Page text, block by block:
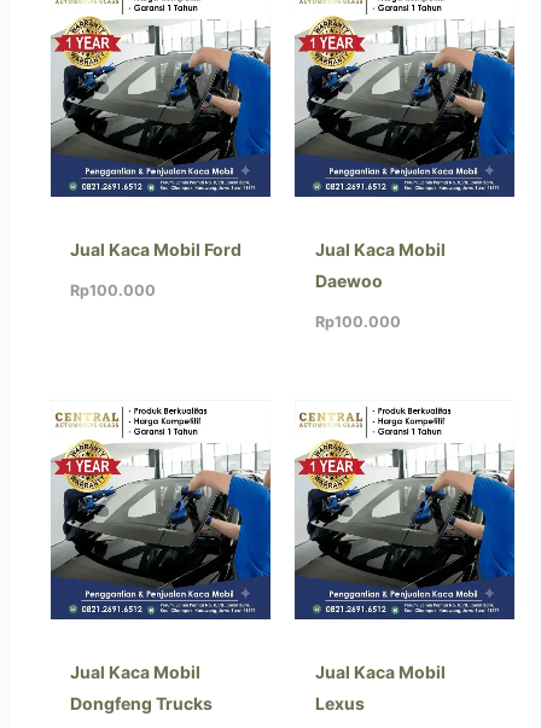
Jual Kaca Mobil Ford
Rp100.000
Jual Kaca Mobil
Daewoo
Rp100.000
Jual Kaca Mobil
Dongfeng Trucks
Jual Kaca Mobil
Lexus